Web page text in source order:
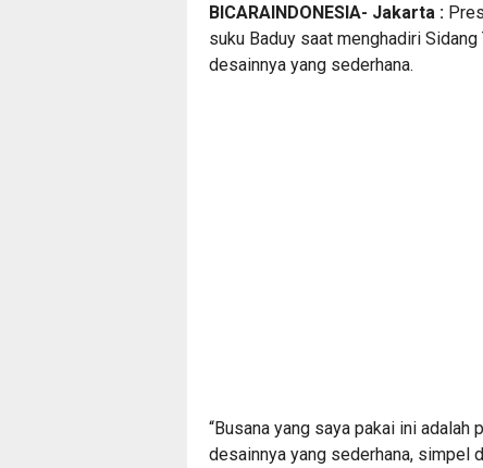
BICARAINDONESIA- Jakarta :
suku Baduy saat menghadiri
desainnya yang sederhana.
“Busana yang saya pakai ini adalah
desainnya yang sederhana, simpel